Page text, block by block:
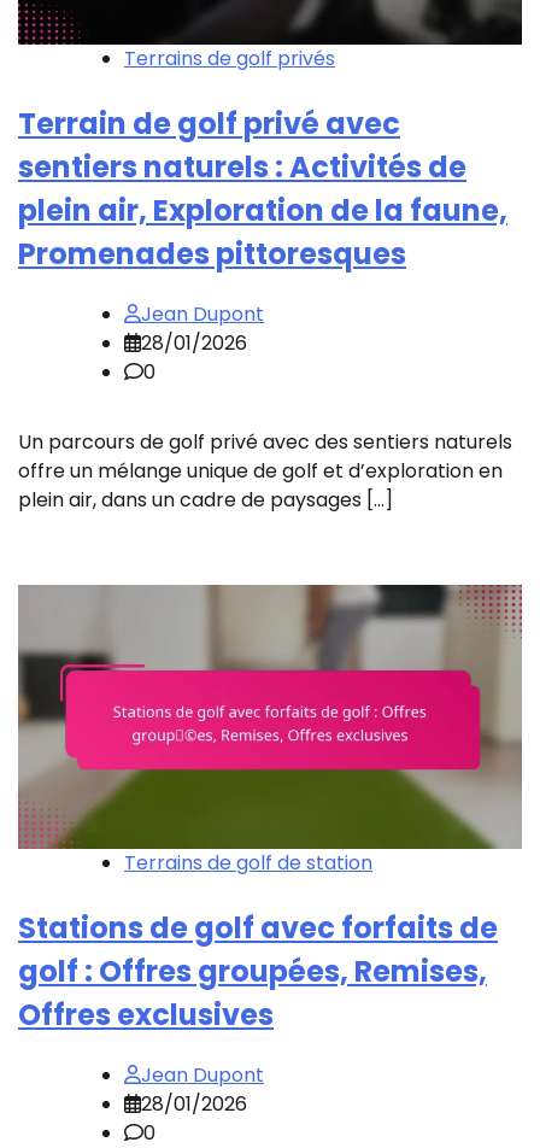
Terrains de golf privés
Terrain de golf privé avec
sentiers naturels : Activités de
plein air, Exploration de la faune,
Promenades pittoresques
Jean Dupont
28/01/2026
0
Un parcours de golf privé avec des sentiers naturels
offre un mélange unique de golf et d’exploration en
plein air, dans un cadre de paysages […]
Terrains de golf de station
Stations de golf avec forfaits de
golf : Offres groupées, Remises,
Offres exclusives
Jean Dupont
28/01/2026
0